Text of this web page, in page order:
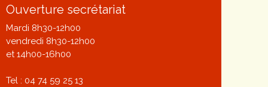
Ouverture secrétariat
Mardi 8h30-12h00
vendredi 8h30-12h00
et 14h00-16h00
Tel : 04 74 59 25 13